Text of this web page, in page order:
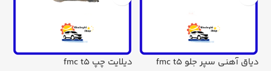
دیاق آهنی سپر جلو fmc t5 دیلایت چپ fmc t5